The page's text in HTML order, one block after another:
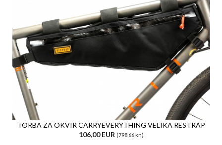
TORBA ZA OKVIR CARRYEVERYTHING VELIKA RESTRAP
106,00 EUR (798,66 kn)